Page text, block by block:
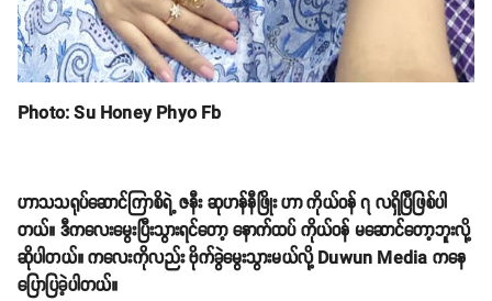
Photo: Su Honey Phyo Fb
ဟာသသရုပ်ဆောင်ကြာစိရဲ့ ဇနီး ဆုဟန်နီဖြိုး ဟာ ကိုယ်ဝန် ၇ လရှိပြီဖြစ်ပါ
တယ်။ ဒီကလေးမွေးပြီးသွားရင်တော့ နောက်ထပ် ကိုယ်ဝန် မဆောင်တော့ဘူးလို့
ဆိုပါတယ်။ ကလေးကိုလည်း ဗိုက်ခွဲမွေးသွားမယ်လို့ Duwun Media ကနေ
ပြောပြခဲ့ပါတယ်။